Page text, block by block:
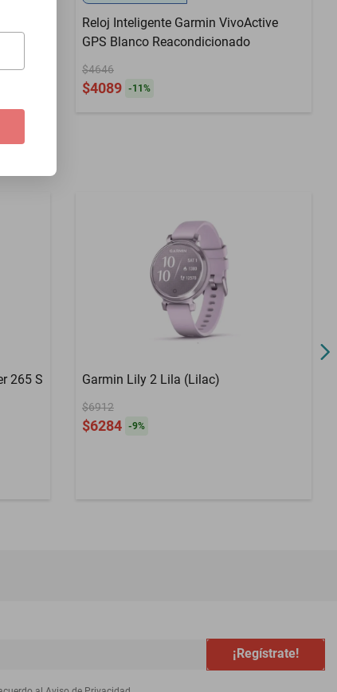
Reloj Inteligente Garmin VivoActive
GPS Blanco Reacondicionado
$4646
$4089 -11 %
265 S
Garmin Lily 2 Lila (Lilac)
$6912
$6284 -9%
¡Regístrate!